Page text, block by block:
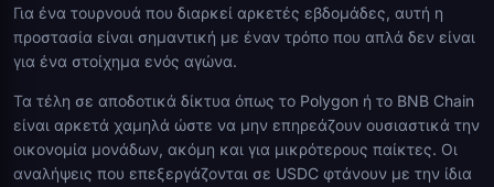
Για ένα τουρνουά που διαρκεί αρκετές εβδομάδες, αυτή η
προστασία είναι σημαντική με έναν τρόπο που απλά δεν είναι
για ένα στοίχημα ενός αγώνα.
Τα τέλη σε αποδοτικά δίκτυα όπως το Polygon ή το BNB Chain
είναι αρκετά χαμηλά ώστε να μην επηρεάζουν ουσιαστικά την
οικονομία μονάδων, ακόμη και για μικρότερους παίκτες. Οι
αναλήψεις που επεξεργάζονται σε USDC φτάνουν με την ίδια